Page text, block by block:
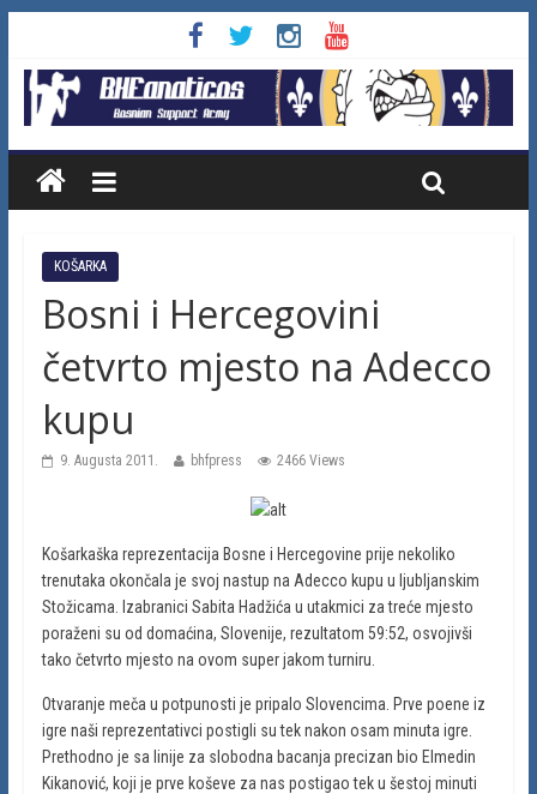
KOŠARKA
Bosni i Hercegovini
četvrto mjesto na Adecco
kupu
9. Augusta 2011. bhfpress 2466 Views
Košarkaška reprezentacija Bosne i Hercegovine prije nekoliko
trenutaka okončala je svoj nastup na Adecco kupu u ljubljanskim
Stožicama. Izabranici Sabita Hadžića u utakmici za treće mjesto
poraženi su od domaćina, Slovenije, rezultatom 59:52, osvojivši
tako četvrto mjesto na ovom super jakom turniru.
Otvaranje meča u potpunosti je pripalo Slovencima. Prve poene iz
igre naši reprezentativci postigli su tek nakon osam minuta igre.
Prethodno je sa linije za slobodna bacanja precizan bio Elmedin
Kikanović, koji je prve koševe za nas postigao tek u šestoj minuti